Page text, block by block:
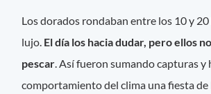
Los dorados rondaban entre los 10 y 20
lujo. El día los hacia dudar, pero ellos
pescar . Así fueron sumando capturas y
comportamiento del clima una fiesta de